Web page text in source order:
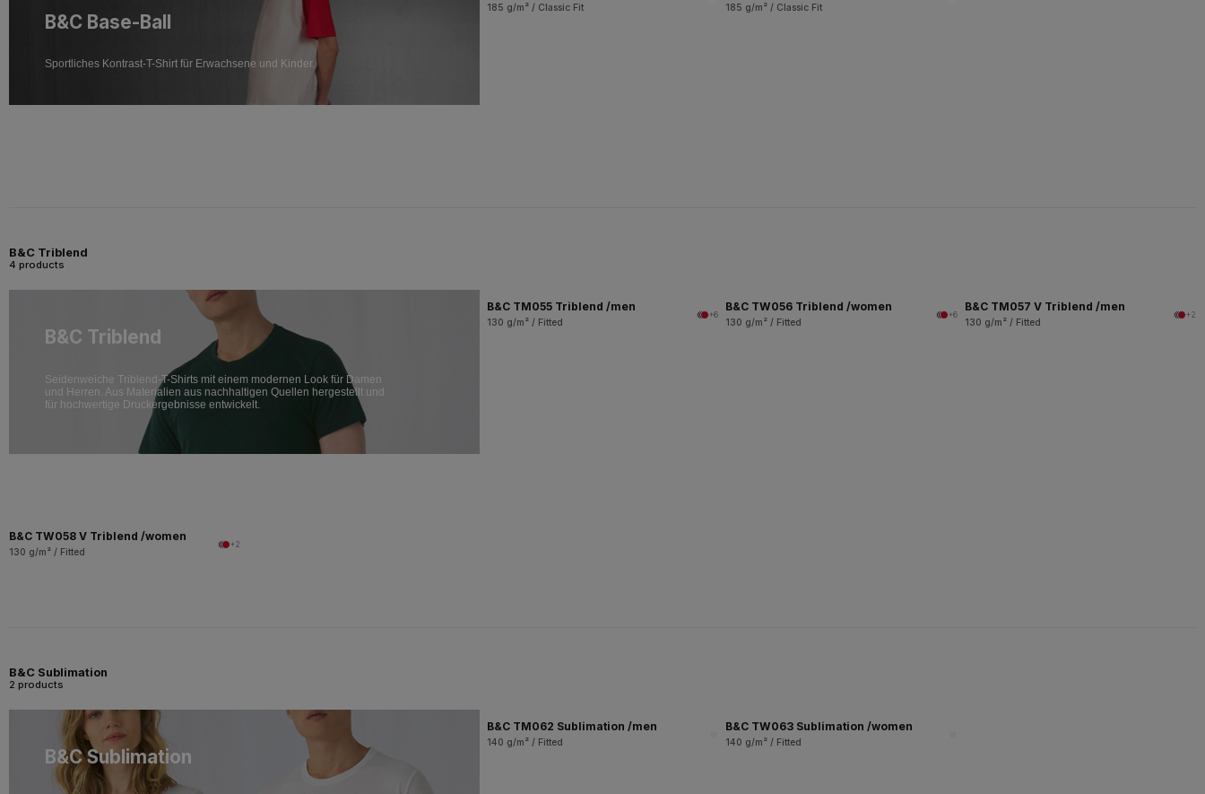
B&C Base-Ball
Sportliches Kontrast-T-Shirt für Erwachsene und Kinder.
185 g/m² / Classic Fit 185 g/m² / Classic Fit
B&C Triblend
4 products
B&C Triblend
Seidenweiche Triblend-T-Shirts mit einem modernen Look für Damen
und Herren. Aus Materialien aus nachhaltigen Quellen hergestellt und
für hochwertige Druckergebnisse entwickelt.
B&C TM055 Triblend /men
130 g/m² / Fitted
+6
B&C TW056 Triblend /women
130 g/m² / Fitted
+6
B&C TM057 V Triblend /men
130 g/m² / Fitted
+2
B&C TW058 V Triblend /women
130 g/m² / Fitted
+2
B&C Sublimation
2 products
B&C Sublimation
B&C TM062 Sublimation /men
140 g/m² / Fitted
B&C TW063 Sublimation /women
140 g/m² / Fitted